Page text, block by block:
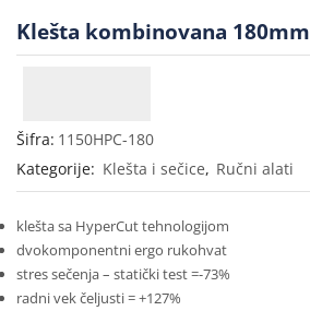
Klešta kombinovana 180mm
Šifra: 1150HPC-180
Kategorije: Klešta i sečice, Ručni alati
klešta sa HyperCut tehnologijom
dvokomponentni ergo rukohvat
stres sečenja – statički test =-73%
radni vek čeljusti = +127%